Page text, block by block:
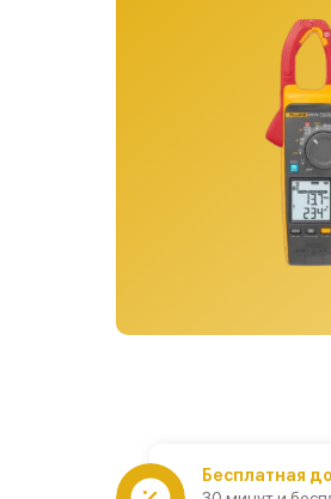
Бесплатная